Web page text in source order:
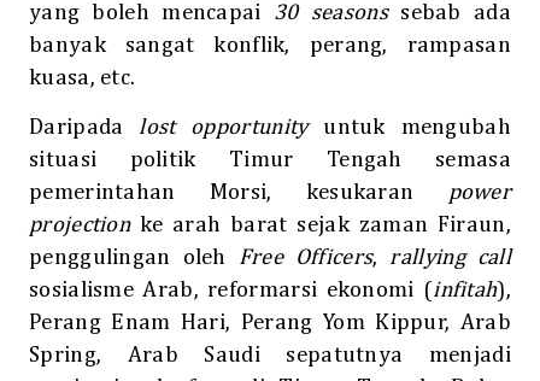
yang boleh mencapai 30 seasonssebab ada
banyak sangat konflik, perang, rampasan
kuasa, etc.
Daripadalost opportunityuntuk mengubah
situasi politik Timur Tengah semasa
pemerintahan Morsi, kesukaran power
projectionke arah barat sejak zaman Firaun,
penggulingan oleh Free Officers, rallying call
sosialisme Arab, reformarsi ekonomi (infitah),
Perang Enam Hari, Perang Yom Kippur, Arab
Spring, Arab Saudi sepatutnya menjadi